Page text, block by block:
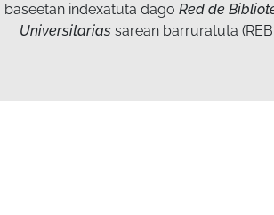
baseetan indexatuta dago Red de
Universitarias sarean barruratuta